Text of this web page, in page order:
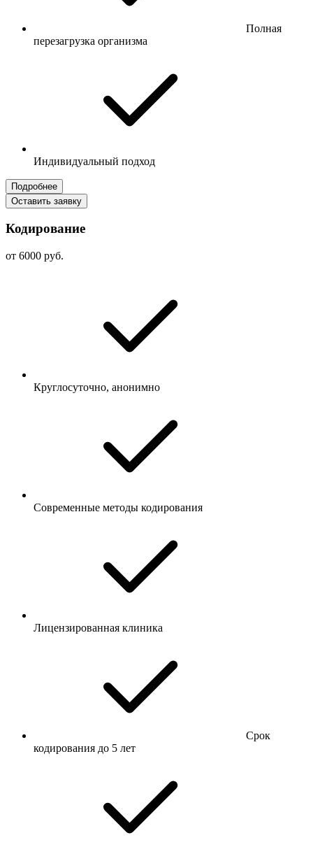
Полная
перезагрузка организма
Индивидуальный подход
Подробнее
Оставить заявку
Кодирование
от 6000 руб.
Круглосуточно, анонимно
Современные методы кодирования
Лицензированная клиника
Срок
кодирования до 5 лет